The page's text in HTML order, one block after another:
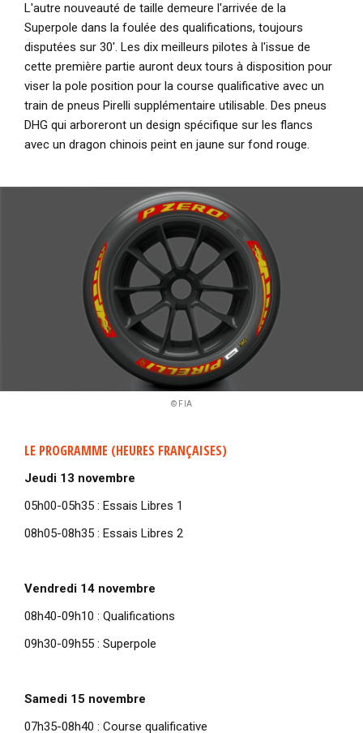
L'autre nouveauté de taille demeure l'arrivée de la
Superpole dans la foulée des qualifications, toujours
disputées sur 30'. Les dix meilleurs pilotes à l'issue de
cette première partie auront deux tours à disposition pour
viser la pole position pour la course qualificative avec un
train de pneus Pirelli supplémentaire utilisable. Des pneus
DHG qui arboreront un design spécifique sur les flancs
avec un dragon chinois peint en jaune sur fond rouge.
© FIA
LE PROGRAMME (HEURES FRANÇAISES)
Jeudi 13 novembre
05h00-05h35 : Essais Libres 1
08h05-08h35 : Essais Libres 2
Vendredi 14 novembre
08h40-09h10 : Qualifications
09h30-09h55 : Superpole
Samedi 15 novembre
07h35-08h40 : Course qualificative